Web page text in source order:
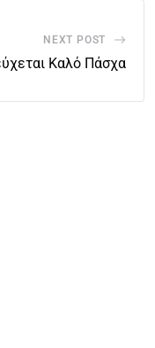
NEXT POST
Καλό Πάσχα